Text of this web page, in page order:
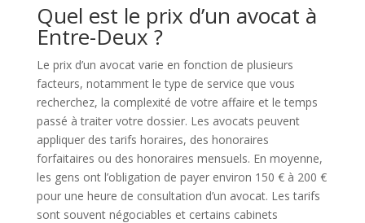
Quel est le prix d’un avocat à
Entre-Deux ?
Le prix d’un avocat varie en fonction de plusieurs
facteurs, notamment le type de service que vous
recherchez, la complexité de votre affaire et le temps
passé à traiter votre dossier. Les avocats peuvent
appliquer des tarifs horaires, des honoraires
forfaitaires ou des honoraires mensuels. En moyenne,
les gens ont l’obligation de payer environ 150 € à 200 €
pour une heure de consultation d’un avocat. Les tarifs
sont souvent négociables et certains cabinets